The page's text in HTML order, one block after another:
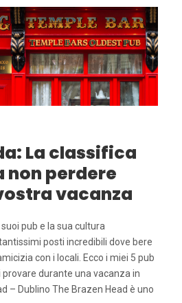
La classifica
non perdere
vacanza
pub e la sua cultura
posti incredibili dove bere
con i locali. Ecco i miei 5 pub
durante una vacanza in
– Dublino The Brazen Head è uno